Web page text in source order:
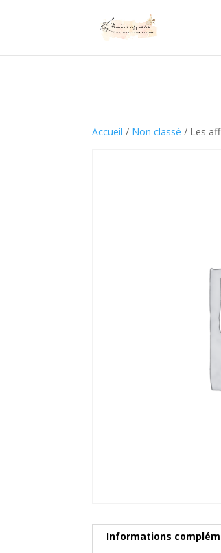
Accueil / Non classé / Les
Informations